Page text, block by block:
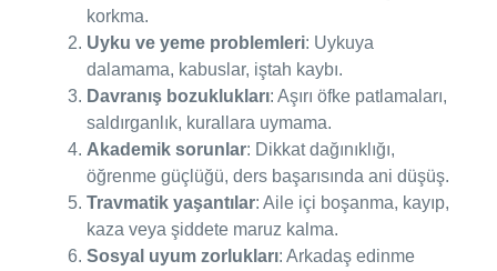
korkma.
Uyku ve yeme problemleri: Uykuya
dalamama, kabuslar, iştah kaybı.
Davranış bozuklukları: Aşırı öfke patlamaları,
saldırganlık, kurallara uymama.
Akademik sorunlar: Dikkat dağınıklığı,
öğrenme güçlüğü, ders başarısında ani düşüş.
Travmatik yaşantılar: Aile içi boşanma, kayıp,
kaza veya şiddete maruz kalma.
Sosyal uyum zorlukları: Arkadaş edinme